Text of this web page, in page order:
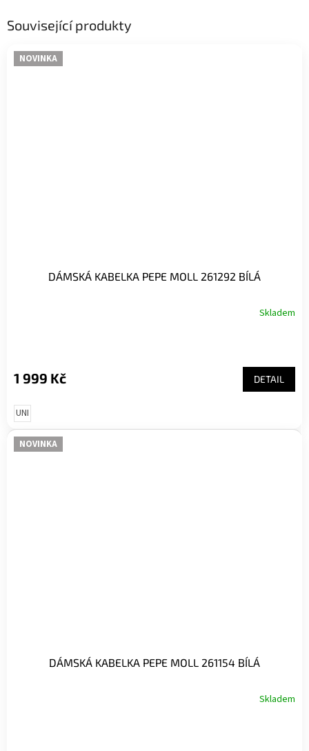
Související produkty
NOVINKA
DÁMSKÁ KABELKA PEPE MOLL 261292 BÍLÁ
Skladem
1 999 Kč DETAIL
UNI
NOVINKA
DÁMSKÁ KABELKA PEPE MOLL 261154 BÍLÁ
Skladem